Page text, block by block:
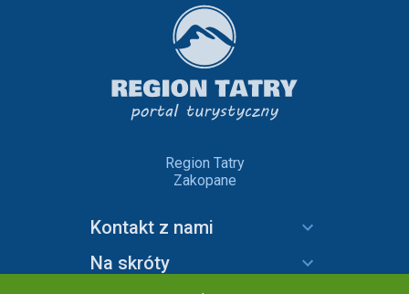
Region Tatry
Zakopane
Kontakt z nami
Na skróty